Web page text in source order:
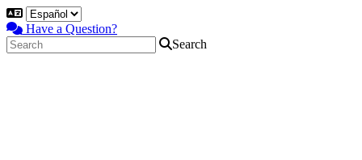
Have a Question?
Search